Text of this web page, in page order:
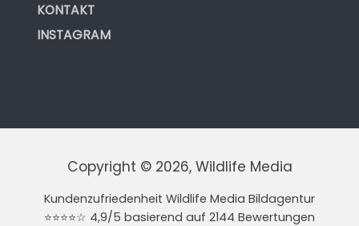
KONTAKT
INSTAGRAM
Copyright © 2026, Wildlife Media
Kundenzufriedenheit Wildlife Media Bildagentur
⭐⭐⭐⭐☆ 4,9/5 basierend auf 2144 Bewertungen